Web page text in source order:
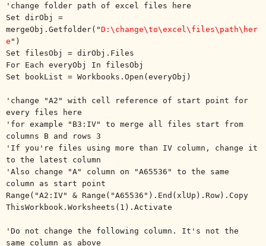
'change folder path of excel files here
Set dirObj =
mergeObj.Getfolder("D:\change\to\excel\files\path\her
e ")
Set filesObj = dirObj.Files
For Each everyObj In filesObj
Set bookList = Workbooks.Open(everyObj)
'change "A2" with cell reference of start point for
every files here
'for example "B3:IV" to merge all files start from
columns B and rows 3
'If you're files using more than IV column, change it
to the latest column
'Also change "A" column on "A65536" to the same
column as start point
Range("A2:IV" & Range("A65536").End(xlUp).Row).Copy
ThisWorkbook.Worksheets(1).Activate
'Do not change the following column. It's not the
same column as above